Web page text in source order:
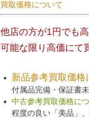
買取価格について
他店の方が1円でも
可能な限り高価にて
新品参考買取価格
付属品完備・保証書
中古参考買取価格に
程度の良い「美品」